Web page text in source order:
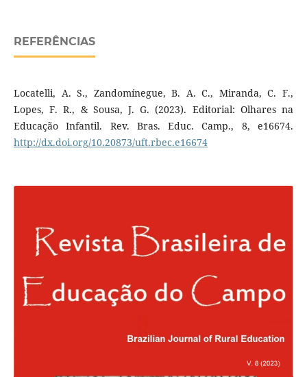
REFERÊNCIAS
Locatelli, A. S., Zandomínegue, B. A. C., Miranda, C. F.,
Lopes, F. R., & Sousa, J. G. (2023). Editorial: Olhares na
Educação Infantil. Rev. Bras. Educ. Camp., 8, e16674.
http://dx.doi.org/10.20873/uft.rbec.e16674